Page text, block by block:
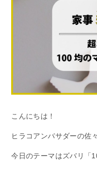
こんにちは！
ヒラコアンバサダーの佐
今日のテーマはズバリ「